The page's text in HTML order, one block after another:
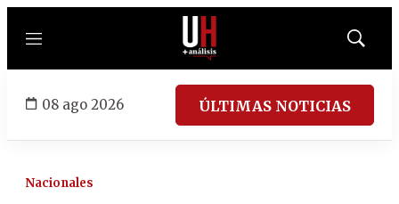
Menú
Mostrar
08 ago 2026 ÚLTIMAS NOTICIAS
Nacionales